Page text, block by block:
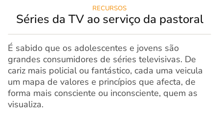
RECURSOS
Séries da TV ao serviço da pastoral
É sabido que os adolescentes e jovens são
grandes consumidores de séries televisivas. De
cariz mais policial ou fantástico, cada uma veicula
um mapa de valores e princípios que afecta, de
forma mais consciente ou inconsciente, quem as
visualiza.